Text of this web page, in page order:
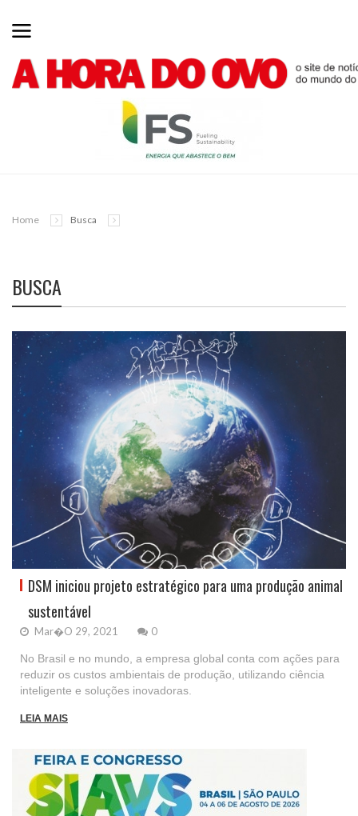
Home Busca
BUSCA
DSM iniciou projeto estratégico para uma produção animal
sustentável
Mar�o 29, 2021 0
No Brasil e no mundo, a empresa global conta com ações para
reduzir os custos ambientais de produção, utilizando ciência
inteligente e soluções inovadoras.
LEIA MAIS